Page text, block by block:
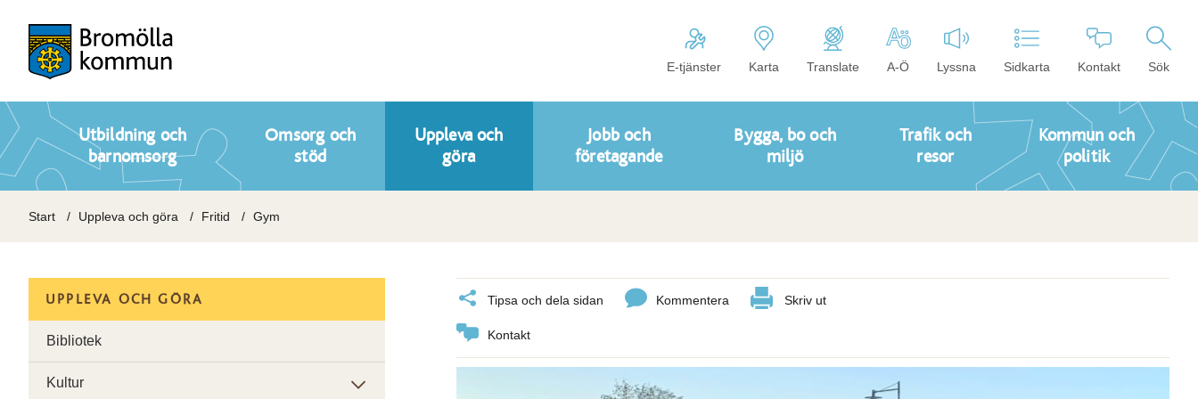
E-tjänster Karta Translate A-Ö Lyssna Sidkarta Kontakt Sök
Utbildning och
barnomsorg
Omsorg och
stöd
Uppleva och
göra
Jobb och
företagande
Bygga, bo och
miljö
Trafik och
resor
Kommun och
politik
Start Uppleva och göra Fritid Gym
Tipsa och dela sidan Kommentera Skriv ut
Kontakt
UPPLEVA OCH GÖRA
Bibliotek
Kultur